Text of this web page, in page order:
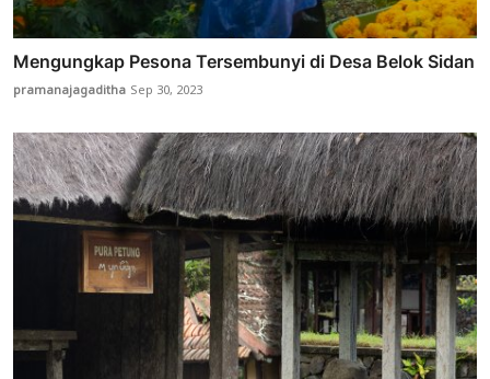
Mengungkap Pesona Tersembunyi di Desa Belok Sidan
pramanajagaditha Sep 30, 2023